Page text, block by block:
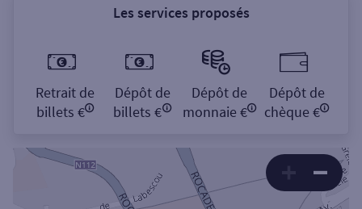
Les services proposés
Retrait de
billets €
Dépôt de
billets €
Dépôt de
monnaie €
Dépôt de
chèque €